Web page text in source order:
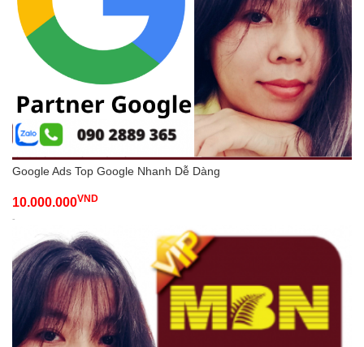
Google Ads Top Google Nhanh Dễ Dàng
10.000.000VND
-